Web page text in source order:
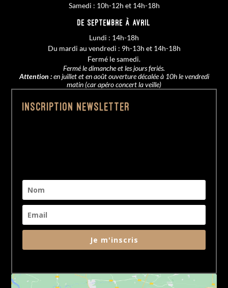
Samedi : 10h-12h et 14h-18h
De SEPTEMBRE à AVRIL
Lundi : 14h-18h
Du mardi au vendredi : 9h-13h et 14h-18h
Fermé le samedi.
Fermé le dimanche et les jours feriés.
Attention :en juillet et en août ouverture décalée à 10h le vendredi
matin (car apéro concert la veille)
Inscription Newsletter
Je m'inscris